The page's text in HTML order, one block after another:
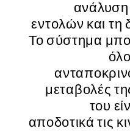
ανάλυση
εντολών και τη
Το σύστημα
μεταβολές
του
αποδοτικά τις